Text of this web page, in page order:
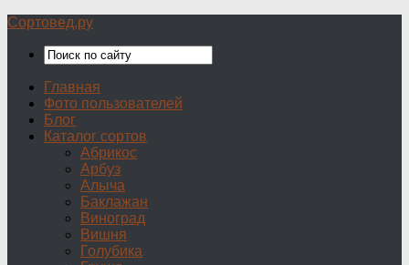
Сортовед.ру
Главная
Фото пользователей
Блог
Каталог сортов
Абрикос
Арбуз
Алыча
Баклажан
Виноград
Вишня
Голубика